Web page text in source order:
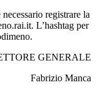
necessario registrare la
. L’hashtag per
GENERALE
Fabrizio Manca